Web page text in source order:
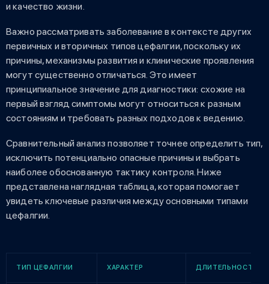
и качество жизни.
Важно рассматривать заболевание в контексте других
первичных и вторичных типов цефалгии, поскольку их
причины, механизмы развития и клинические проявления
могут существенно отличаться. Это имеет
принципиальное значение для диагностики: схожие на
первый взгляд симптомы могут относиться к разным
состояниям и требовать разных подходов к ведению.
Сравнительный анализ позволяет точнее определить тип,
исключить потенциально опасные причины и выбрать
наиболее обоснованную тактику контроля. Ниже
представлена наглядная таблица, которая помогает
увидеть ключевые различия между основными типами
цефалгии.
ТИП ЦЕФАЛГИИ ХАРАКТЕР ДЛИТЕЛЬНОСТЬ